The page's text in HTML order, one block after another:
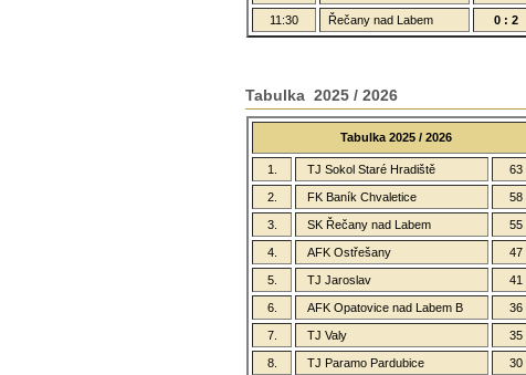
11:30 Řečany nad Labem 0 : 2
Tabulka 2025 / 2026
Tabulka 2025 / 2026
1. TJ Sokol Staré Hradiště 63
2. FK Baník Chvaletice 58
3. SK Řečany nad Labem 55
4. AFK Ostřešany 47
5. TJ Jaroslav 41
6. AFK Opatovice nad Labem B 36
7. TJ Valy 35
8. TJ Paramo Pardubice 30